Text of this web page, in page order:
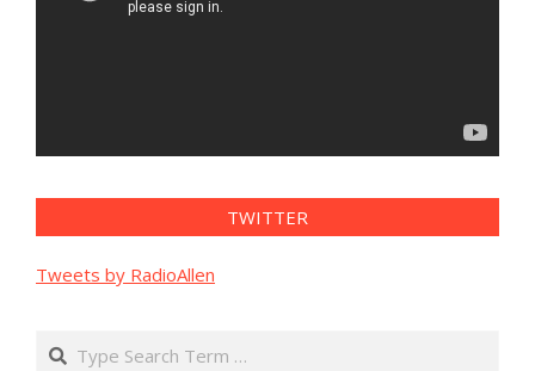
TWITTER
Tweets by RadioAllen
Search